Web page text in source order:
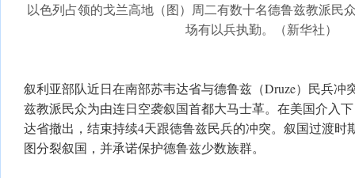
以色列占领的戈兰高地（图）周二有数十名德鲁兹教派民
场有以兵执勤。（新华社）
叙利亚部队近日在南部苏韦达省与德鲁兹（Druze）民兵冲
兹教派民众为由连日空袭叙国首都大马士革。在美国介入
达省撤出，结束持续4天跟德鲁兹民兵的冲突。叙国过渡时
图分裂叙国，并承诺保护德鲁兹少数族群。